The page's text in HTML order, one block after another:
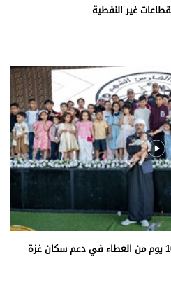
غير النفطية